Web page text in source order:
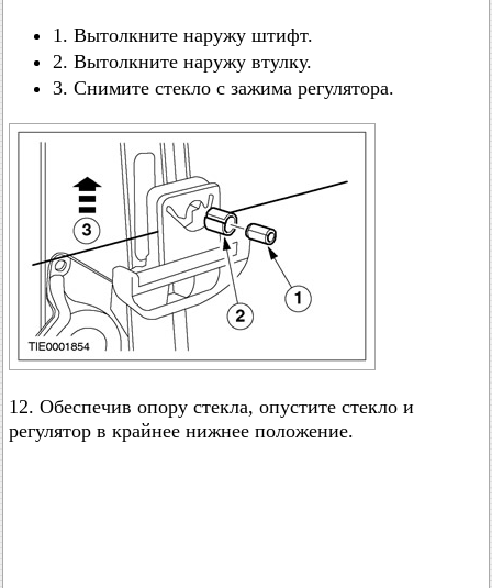
1. Вытолкните наружу штифт.
2. Вытолкните наружу втулку.
3. Снимите стекло с зажима регулятора.
12. Обеспечив опору стекла, опустите стекло и
регулятор в крайнее нижнее положение.